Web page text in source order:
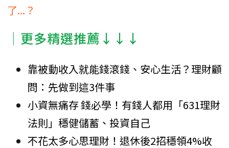
了...？
│更多精選推薦↓↓↓
靠被動收入就能錢滾錢、安心生活？理財顧
問：先做到這3件事
小資無痛存 錢必學！有錢人都用「631理財
法則」穩健儲蓄、投資自己
不花太多心思理財！退休後2招穩領4%收